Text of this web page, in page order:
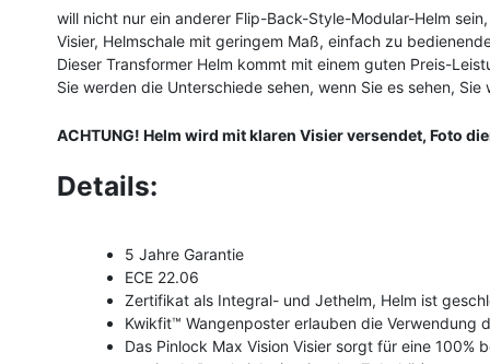
will nicht nur ein anderer Flip-Back-Style-Modular-Helm
Visier, Helmschale mit geringem Maß, einfach zu
Dieser Transformer Helm kommt mit einem guten Preis-
Sie werden die Unterschiede sehen, wenn Sie es sehen,
ACHTUNG! Helm wird mit klaren Visier versendet, Foto
Details:
5 Jahre Garantie
ECE 22.06
Zertifikat als Integral- und Jethelm, Helm ist
Kwikfit™ Wangenposter erlauben die Verwendung
Das Pinlock Max Vision Visier sorgt für eine